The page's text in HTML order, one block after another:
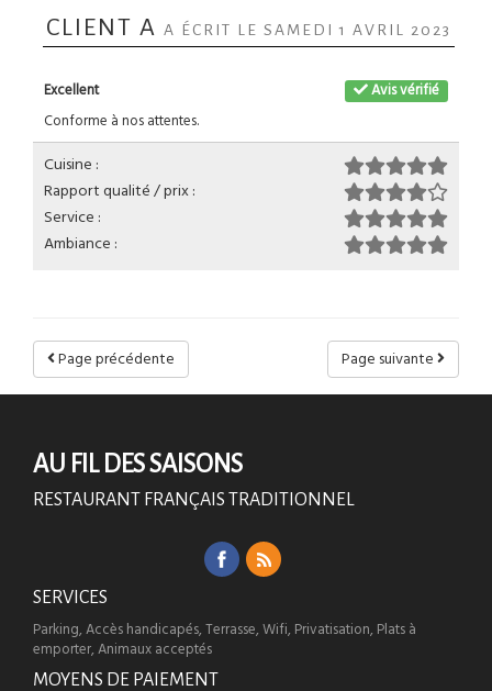
CLIENT A A ÉCRIT LE SAMEDI 1 AVRIL 2023
Avis vérifié
Excellent
Conforme à nos attentes.
Cuisine :
Rapport qualité / prix :
Service :
Ambiance :
Page suivante
Page précédente
AU FIL DES SAISONS
RESTAURANT FRANÇAIS TRADITIONNEL
SERVICES
Parking, Accès handicapés, Terrasse, Wifi, Privatisation, Plats à
emporter, Animaux acceptés
MOYENS DE PAIEMENT